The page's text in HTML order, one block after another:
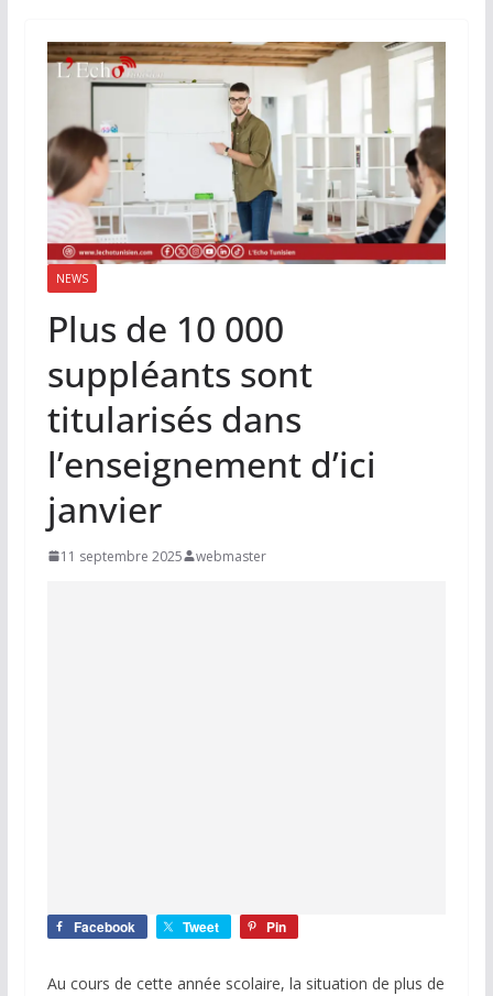
NEWS
Plus de 10 000
suppléants sont
titularisés dans
l’enseignement d’ici
janvier
11 septembre 2025 webmaster
Facebook Tweet Pin
Au cours de cette année scolaire, la situation de plus de